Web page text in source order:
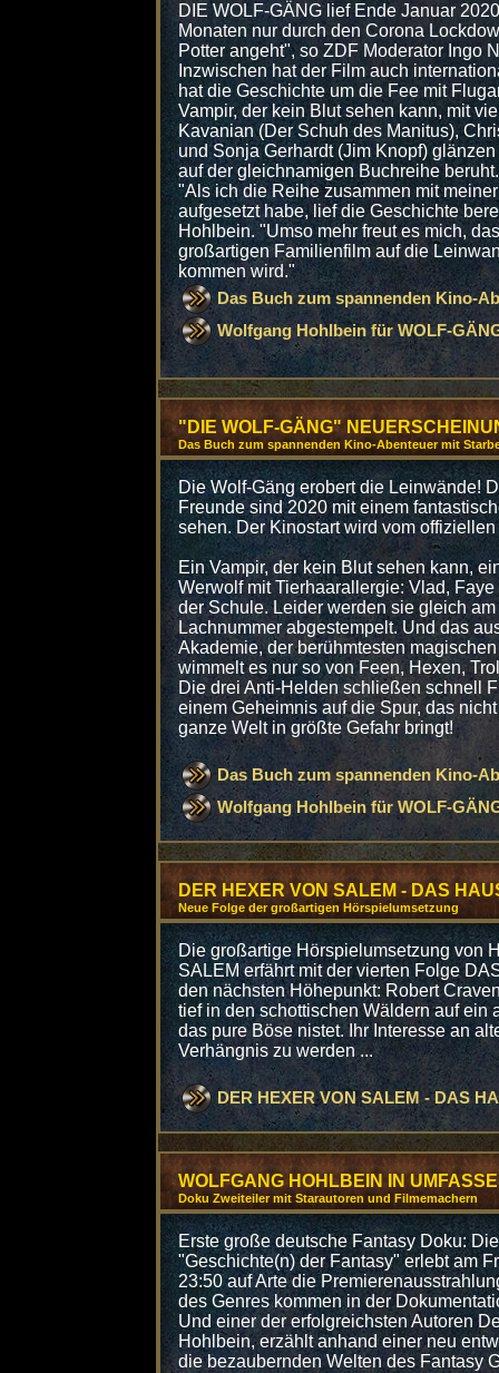
DIE WOLF-GÄNG lief Ende Januar
Monaten nur durch den Corona
Potter angeht", so ZDF Moderator Ingo
Inzwischen hat der Film auch
hat die Geschichte um die Fee mit
Vampir, der kein Blut sehen kann, mit
Kavanian (Der Schuh des Manitus),
und Sonja Gerhardt (Jim Knopf)
auf der gleichnamigen Buchreihe beruht.
"Als ich die Reihe zusammen mit
aufgesetzt habe, lief die Geschichte
Hohlbein. "Umso mehr freut es mich,
großartigen Familienfilm auf die
kommen wird."
Das Buch zum spannenden Kino-
Wolfgang Hohlbein für WOLF-
"DIE WOLF-GÄNG"
Das Buch zum spannenden Kino-Abenteuer mit
Die Wolf-Gäng erobert die Leinwände!
Freunde sind 2020 mit einem
sehen. Der Kinostart wird vom
Ein Vampir, der kein Blut sehen kann,
Werwolf mit Tierhaarallergie: Vlad,
der Schule. Leider werden sie gleich
Lachnummer abgestempelt. Und das
Akademie, der berühmtesten
wimmelt es nur so von Feen, Hexen,
Die drei Anti-Helden schließen schnell
einem Geheimnis auf die Spur, das
ganze Welt in größte Gefahr bringt!
Das Buch zum spannenden Kino-
Wolfgang Hohlbein für WOLF-
DER HEXER VON SALEM - DAS
Neue Folge der großartigen Hörspielumsetzung
Die großartige Hörspielumsetzung von
SALEM erfährt mit der vierten Folge
den nächsten Höhepunkt: Robert
tief in den schottischen Wäldern auf ein
das pure Böse nistet. Ihr Interesse an
Verhängnis zu werden ...
DER HEXER VON SALEM - DAS
WOLFGANG HOHLBEIN IN
Doku Zweiteiler mit Starautoren und Filmemachern
Erste große deutsche Fantasy Doku:
"Geschichte(n) der Fantasy" erlebt am
23:50 auf Arte die
des Genres kommen in der
Und einer der erfolgreichsten Autoren
Hohlbein, erzählt anhand einer neu
die bezaubernden Welten des Fantasy